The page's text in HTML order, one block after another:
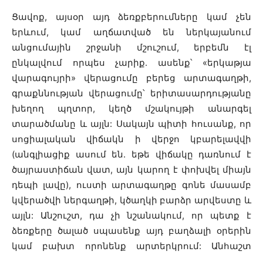
Ցավոք, այսօր այդ ձեռքբերումները կամ չեն
երևում, կամ աղճատված են ներկայանում
անցումային շրջանի մշուշում, երբեմն էլ
ընկալվում որպես չարիք. ասենք՝ «երկաթյա
վարագույրի» վերացումը բերեց արտագաղթի,
գրաքննության վերացումը՝ երիտասարդությանը
խեղող պղտոր, կեղծ մշակույթի անարգել
տարածմանը և այլն: Սակայն պիտի հուսանք, որ
սոցիալական վիճակն ի վերջո կբարելավվի
(անգլիացիք ասում են. եթե վիճակը դառնում է
ծայրաստիճան վատ, այն կարող է փոխվել միայն
դեպի լավը), ուստի արտագաղթը գոնե մասամբ
կվերածվի ներգաղթի, կծաղկի բարձր արվեստը և
այլն: Անշուշտ, դա չի նշանակում, որ պետք է
ձեռքերը ծալած սպասենք այդ բաղձալի օրերին
կամ բախտ որոնենք արտերկրում: Անհաշտ